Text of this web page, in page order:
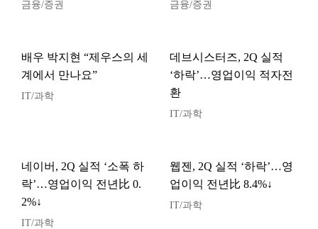
금융/증권 금융/증권
배우 박지현 “제우스의 세
계에서 만나요”
IT/과학
데브시스터즈, 2Q 실적
‘하락’…영업이익 적자전
환
IT/과학
네이버, 2Q 실적 ‘소폭 하
락’…영업이익 전년比 0.
2%↓
IT/과학
웹젠, 2Q 실적 ‘하락’…영
업이익 전년比 8.4%↓
IT/과학